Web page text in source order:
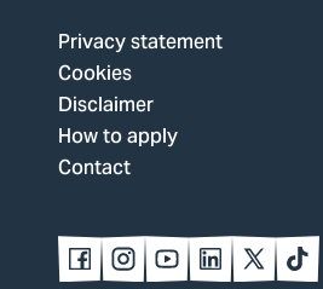
The
Hague
University
of
Applied
Sciences,
to
homepage
Privacy statement
Cookies
Disclaimer
How to apply
Contact
Follow
us Follow
us Follow
us Follow
us Follow
us Follow
us